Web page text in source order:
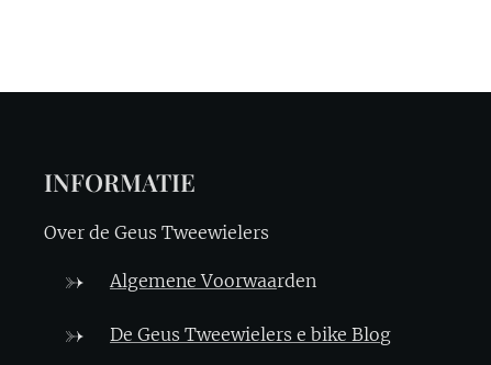
INFORMATIE
Over de Geus Tweewielers
Algemene Voorwaarden
De Geus Tweewielers e bike Blog